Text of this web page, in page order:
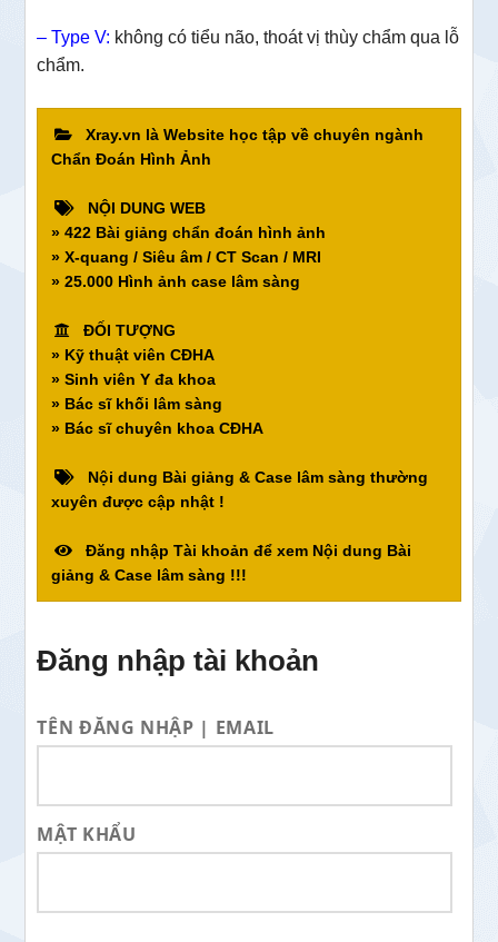
– Type V: không có tiểu não, thoát vị thùy chẩm qua lỗ
chẩm.
Xray.vn là Website học tập về chuyên ngành
Chẩn Đoán Hình Ảnh
NỘI DUNG WEB
» 422 Bài giảng chẩn đoán hình ảnh
» X-quang / Siêu âm / CT Scan / MRI
» 25.000 Hình ảnh case lâm sàng
ĐỐI TƯỢNG
» Kỹ thuật viên CĐHA
» Sinh viên Y đa khoa
» Bác sĩ khối lâm sàng
» Bác sĩ chuyên khoa CĐHA
Nội dung Bài giảng & Case lâm sàng thường
xuyên được cập nhật !
Đăng nhập Tài khoản để xem Nội dung Bài
giảng & Case lâm sàng !!!
Đăng nhập tài khoản
TÊN ĐĂNG NHẬP | EMAIL
MẬT KHẨU